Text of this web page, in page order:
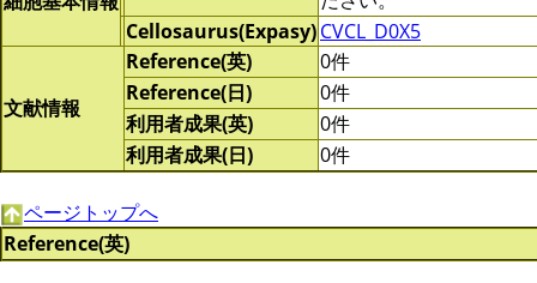
Cellosaurus(Expasy)CVCL_D0X5
文献情報
Reference(英)
0件
Reference(日)
0件
利用者成果(英)
0件
利用者成果(日)
0件
ページトップへ
Reference(英)